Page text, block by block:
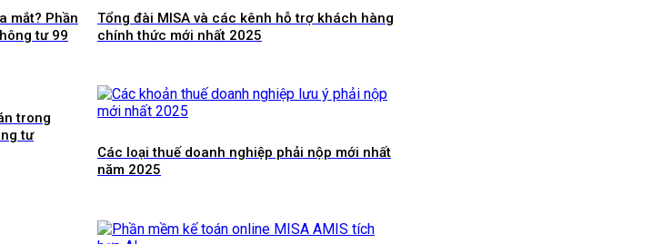
mắt? Phần
tư 99
Tổng đài MISA và các kênh hỗ trợ khách hàng
chính thức mới nhất 2025
trong
tư
Các loại thuế doanh nghiệp phải nộp mới nhất
năm 2025